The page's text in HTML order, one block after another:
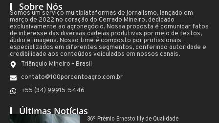
Sobre Nós
Somos um serviço multiplataformas de jornalismo, lançado em
março de 2022 no coração do Cerrado Mineiro, dedicado
exclusivamente ao agronegócio. Nossa proposta é comunicar fatos
de interesse das diversas cadeias produtivas por meio de textos,
áudio e imagens. Nosso time é composto por profissionais
especializados em diferentes segmentos, conferindo autoridade e
credibilidade aos conteúdos veiculados em nossos canais.
Triângulo Mineiro - Brasil
contato@100porcentoagro.com.br
+55 (34) 99915-5446
Últimas Notícias
36º Prêmio Ernesto Illy de Qualidade